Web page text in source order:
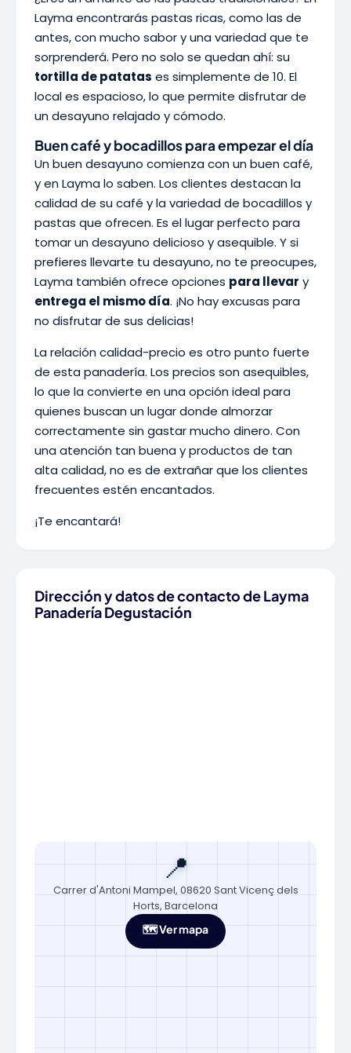
Layma encontrarás pastas ricas, como las de
antes, con mucho sabor y una variedad que te
sorprenderá. Pero no solo se quedan ahí: su
tortilla de patatas es simplemente de 10. El
local es espacioso, lo que permite disfrutar de
un desayuno relajado y cómodo.
Buen café y bocadillos para empezar el día
Un buen desayuno comienza con un buen café,
y en Layma lo saben. Los clientes destacan la
calidad de su café y la variedad de bocadillos y
pastas que ofrecen. Es el lugar perfecto para
tomar un desayuno delicioso y asequible. Y si
prefieres llevarte tu desayuno, no te preocupes,
Layma también ofrece opciones para llevar y
entrega el mismo día. ¡No hay excusas para
no disfrutar de sus delicias!
La relación calidad-precio es otro punto fuerte
de esta panadería. Los precios son asequibles,
lo que la convierte en una opción ideal para
quienes buscan un lugar donde almorzar
correctamente sin gastar mucho dinero. Con
una atención tan buena y productos de tan
alta calidad, no es de extrañar que los clientes
frecuentes estén encantados.
¡Te encantará!
Dirección y datos de contacto de Layma
Panadería Degustación
📍
Carrer d'Antoni Mampel, 08620 Sant Vicenç dels
Horts, Barcelona
🗺️ Ver mapa